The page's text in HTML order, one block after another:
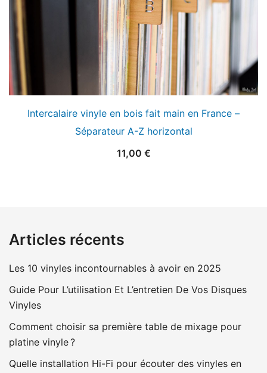
Intercalaire vinyle en bois fait main en France –
Séparateur A-Z horizontal
11,00 €
Articles récents
Les 10 vinyles incontournables à avoir en 2025
Guide Pour L’utilisation Et L’entretien De Vos Disques
Vinyles
Comment choisir sa première table de mixage pour
platine vinyle ?
Quelle installation Hi-Fi pour écouter des vinyles en